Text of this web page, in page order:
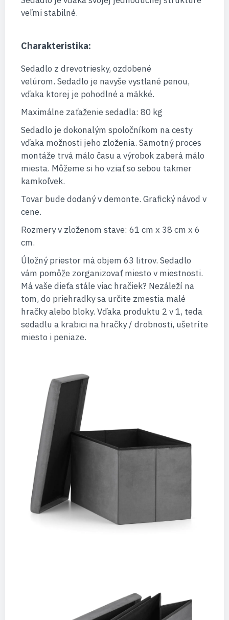
veľmi stabilné.
Charakteristika:
Sedadlo z drevotriesky, ozdobené
velúrom. Sedadlo je navyše vystlané penou,
vďaka ktorej je pohodlné a mäkké.
Maximálne zaťaženie sedadla: 80 kg
Sedadlo je dokonalým spoločníkom na cesty
vďaka možnosti jeho zloženia. Samotný proces
montáže trvá málo času a výrobok zaberá málo
miesta. Môžeme si ho vziať so sebou takmer
kamkoľvek.
Tovar bude dodaný v demonte. Grafický návod v
cene.
Rozmery v zloženom stave: 61 cm x 38 cm x 6
cm.
Úložný priestor má objem 63 litrov. Sedadlo
vám pomôže zorganizovať miesto v miestnosti.
Má vaše dieťa stále viac hračiek? Nezáleží na
tom, do priehradky sa určite zmestia malé
hračky alebo bloky. Vďaka produktu 2 v 1, teda
sedadlu a krabici na hračky / drobnosti, ušetríte
miesto i peniaze.